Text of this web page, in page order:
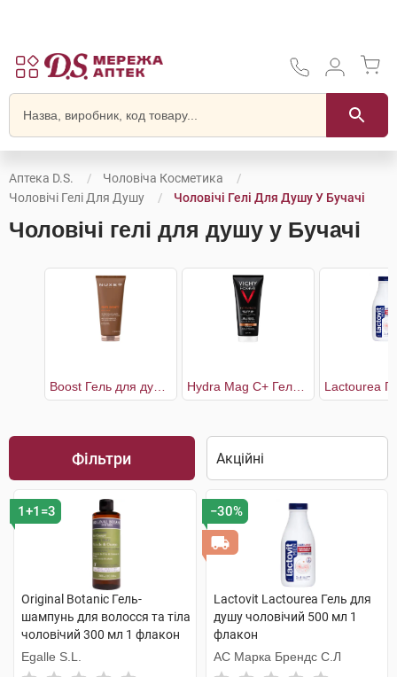
Аптека D.S.
Чоловіча Косметика
Чоловічі Гелі Для Душу
Чоловічі Гелі Для Душу У Бучачі
Чоловічі гелі для душу у Бучачі
Фільтри
1+1=3
Original Botanic Гель-
шампунь для волосся та тіла
чоловічий 300 мл 1 флакон
Egalle S.L.
−30%
Lactovit Lactourea Гель для
душу чоловічий 500 мл 1
флакон
АС Марка Брендс С.Л